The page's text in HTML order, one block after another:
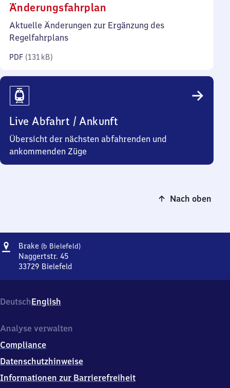
Änderungsfahrplan
131
Aktuelle Änderungen zur Ergänzung des
Regelfahrplans
PDF (131 kB)
Live Abfahrt / Ankunft
Übersicht der nächsten abfahrenden und
ankommenden Züge
Nach oben
Adresse
Brake (b Bielefeld)Brake
Naggertstr. 45
33729 Bielefeld
Bielefeld),
Naggertstr.
3
7
2
Bielefeld
DeutschEnglish
Analyse verwalten
Compliance
Datenschutzhinweise
Informationen zur Barrierefreiheit